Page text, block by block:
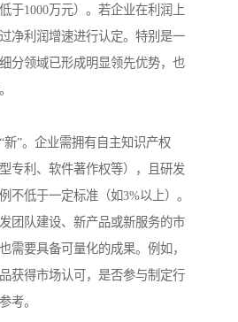
于1000万元）。若企业在利润上
净利润增速进行认定。特别是一
分领域已形成明显领先优势，也
新”。企业需拥有自主知识产权
专利、软件著作权等），且研发
不低于一定标准（如3%以上）。
团队建设、新产品或新服务的市
需要具备可量化的成果。例如，
获得市场认可，是否参与制定行
考。